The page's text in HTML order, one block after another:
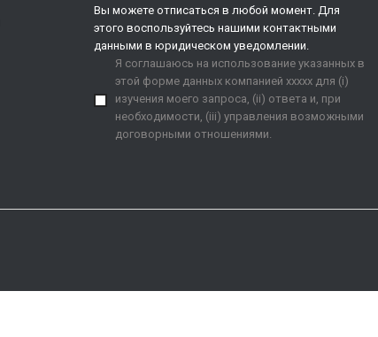
Вы можете отписаться в любой момент. Для
этого воспользуйтесь нашими контактными
данными в юридическом уведомлении.
Я соглашаюсь на использование указанных в
этой форме данных компанией xxxxx для (i)
изучения моего запроса, (ii) ответа и, при
необходимости, (iii) управления возможными
договорными отношениями.